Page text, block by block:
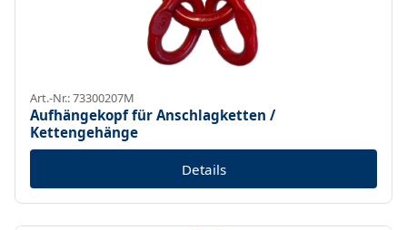
Art.-Nr.: 73300207M
Aufhängekopf für Anschlagketten /
Kettengehänge
Details